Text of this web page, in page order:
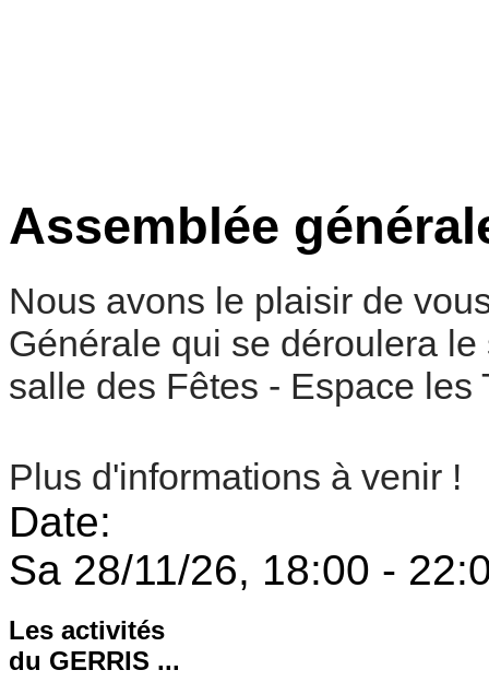
Assemblée
Nous avons le plaisir de
Générale qui se déroulera le
salle des Fêtes - Espace
Plus d'informations à venir !
Date:
Sa 28/11/26, 18:00 -
Les activités
du GERRIS ...